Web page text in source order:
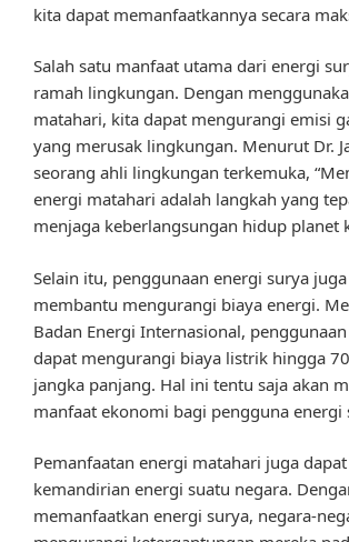
kita dapat memanfaatkannya secara
Salah satu manfaat utama dari energi
ramah lingkungan. Dengan
matahari, kita dapat mengurangi emisi
yang merusak lingkungan. Menurut Dr.
seorang ahli lingkungan terkemuka,
energi matahari adalah langkah yang
menjaga keberlangsungan hidup planet
Selain itu, penggunaan energi surya
membantu mengurangi biaya energi.
Badan Energi Internasional,
dapat mengurangi biaya listrik hingga
jangka panjang. Hal ini tentu saja akan
manfaat ekonomi bagi pengguna energi
Pemanfaatan energi matahari juga
kemandirian energi suatu negara.
memanfaatkan energi surya, negara-